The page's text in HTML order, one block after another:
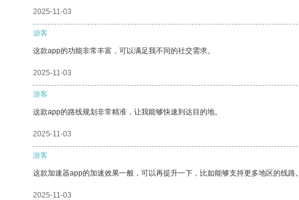
2025-11-03
游客
这款app的功能非常丰富，可以满足我不同的社交需求。
2025-11-03
游客
这款app的路线规划非常精准，让我能够快速到达目的地。
2025-11-03
游客
这款加速器app的加速效果一般，可以再提升一下，比如能够支持更多地区的线路。
2025-11-03